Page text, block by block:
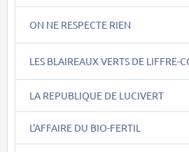
ON NE RESPECTE RIEN
LES BLAIREAUX VERTS DE LIFFRE-
LA REPUBLIQUE DE LUCIVERT
L'AFFAIRE DU BIO-FERTIL